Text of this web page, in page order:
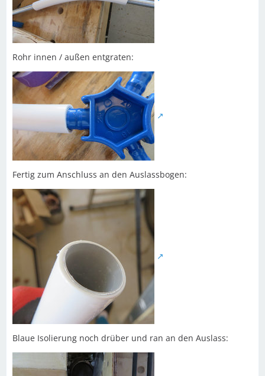
Rohr innen / außen entgraten:
Fertig zum Anschluss an den Auslassbogen:
Blaue Isolierung noch drüber und ran an den Auslass: